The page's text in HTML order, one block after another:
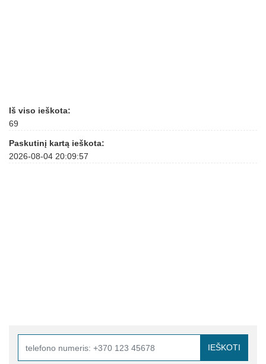
Iš viso ieškota:
69
Paskutinį kartą ieškota:
2026-08-04 20:09:57
IEŠKOTI